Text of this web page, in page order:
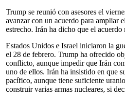
Trump se reunió con asesores el
avanzar con un acuerdo para ampliar
estrecho. Irán ha dicho que el
Estados Unidos e Israel iniciaron la
el 28 de febrero. Trump ha ofrecido
conflicto, aunque impedir que Irán
uno de ellos. Irán ha insistido en que
pacífico, aunque tiene suficiente
construir varias armas nucleares, si